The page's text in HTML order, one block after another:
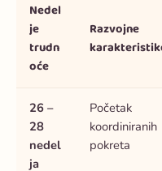
Nedel
je
trudn
oće
Razvojne
26 –
28
nedel
ja
Početak
koordiniranih
pokreta